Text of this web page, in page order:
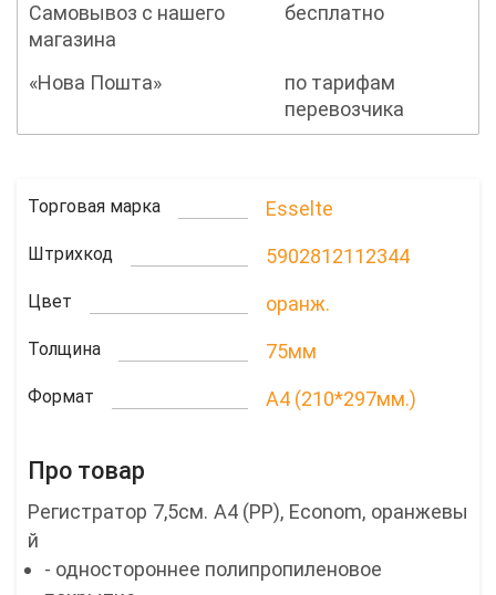
Самовывоз с нашего
магазина
бесплатно
«Нова Пошта»
по тарифам
перевозчика
Торговая марка Esselte
Штрихкод 5902812112344
Цвет оранж.
Толщина 75мм
Формат A4 (210*297мм.)
Про товар
Регистратор 7,5см. А4 (PP), Econom, оранжевы
й
- одностороннее полипропиленовое